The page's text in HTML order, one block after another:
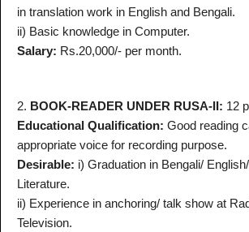
in translation work in English and Bengali.
ii) Basic knowledge in Computer.
Salary: Rs.20,000/- per month.
2. BOOK-READER UNDER RUSA-II: 12
Educational Qualification: Good reading
appropriate voice for recording purpose.
Desirable: i) Graduation in Bengali/
Literature.
ii) Experience in anchoring/ talk show at
Television.